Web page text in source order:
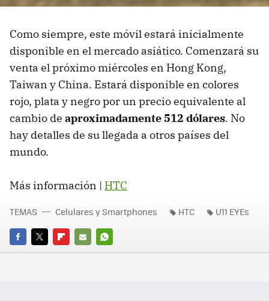
Como siempre, este móvil estará inicialmente
disponible en el mercado asiático. Comenzará su
venta el próximo miércoles en Hong Kong,
Taiwan y China. Estará disponible en colores
rojo, plata y negro por un precio equivalente al
cambio de aproximadamente 512 dólares. No
hay detalles de su llegada a otros países del
mundo.
Más información | HTC
FACEBOOK
TWITTERFLIPBOARD
E-
WHATSAPP
TEMAS Celulares y Smartphones HTC U11 EYEs